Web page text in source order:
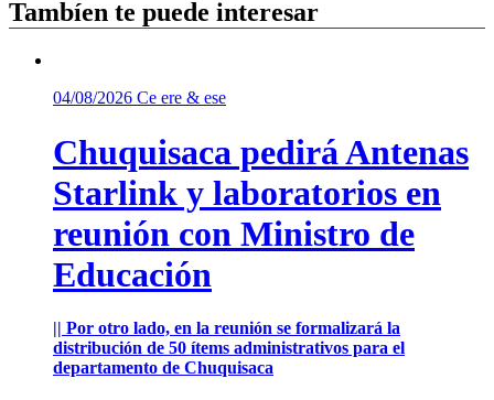
Tambíen te puede interesar
04/08/2026 Ce ere & ese
Chuquisaca pedirá Antenas
Starlink y laboratorios en
reunión con Ministro de
Educación
|| Por otro lado, en la reunión se formalizará la
distribución de 50 ítems administrativos para el
departamento de Chuquisaca